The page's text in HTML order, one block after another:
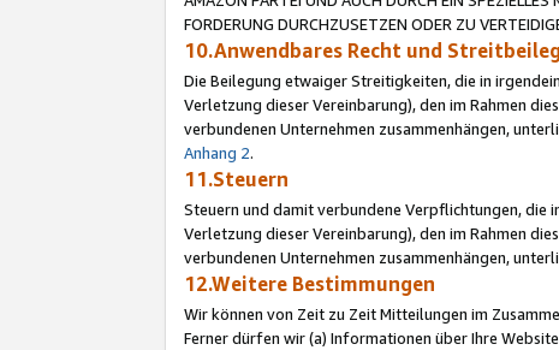
FORDERUNG DURCHZUSETZEN ODER ZU
10.Anwendbares Recht und
Die Beilegung etwaiger Streitigkeiten, die in
Verletzung dieser Vereinbarung), den im Rahmen
verbundenen Unternehmen zusammenhängen,
Anhang 2.
11.Steuern
Steuern und damit verbundene Verpflichtungen, die
Verletzung dieser Vereinbarung), den im Rahmen
verbundenen Unternehmen zusammenhängen,
12.Weitere Bestimmungen
Wir können von Zeit zu Zeit Mitteilungen im
Ferner dürfen wir (a) Informationen über Ihre